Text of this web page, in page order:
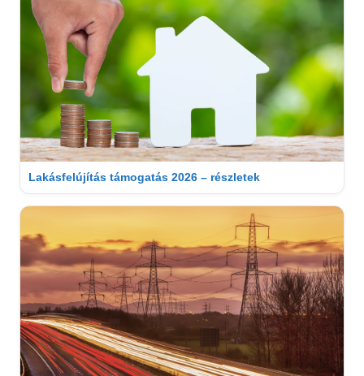
Lakásfelújítás támogatás 2026 – részletek